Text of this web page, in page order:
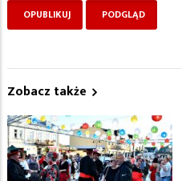
Zobacz także